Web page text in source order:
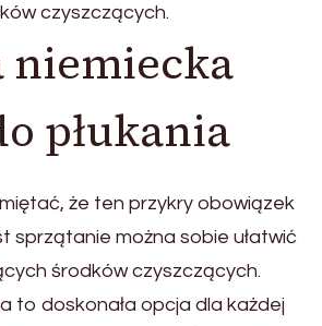
czyszczących.
niemiecka
płukania
że ten przykry obowiązek
sprzątanie można sobie ułatwić
środków czyszczących.
to doskonała opcja dla każdej